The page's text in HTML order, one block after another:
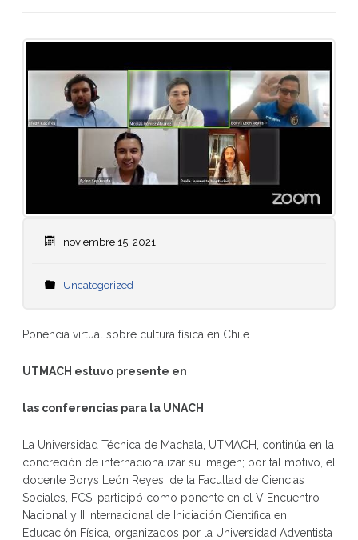
noviembre 15, 2021
Uncategorized
Ponencia virtual sobre cultura física en Chile
UTMACH estuvo presente en
las conferencias para la UNACH
La Universidad Técnica de Machala, UTMACH, continúa en la
concreción de internacionalizar su imagen; por tal motivo, el
docente Borys León Reyes, de la Facultad de Ciencias
Sociales, FCS, participó como ponente en el V Encuentro
Nacional y II Internacional de Iniciación Científica en
Educación Física, organizados por la Universidad Adventista